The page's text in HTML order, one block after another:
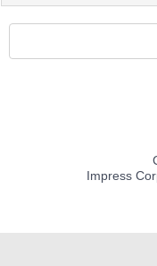
Impress